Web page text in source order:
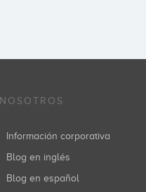
NOSOTROS
Información corporativa
Blog en inglés
Blog en español